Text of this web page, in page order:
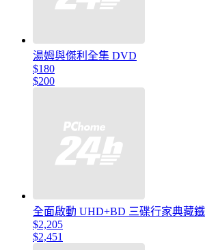
湯姆與傑利全集 DVD
$180
$200
全面啟動 UHD+BD 三碟行家典藏
$2,205
$2,451